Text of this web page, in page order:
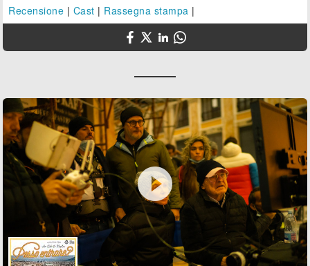
Recensione | Cast | Rassegna stampa |
